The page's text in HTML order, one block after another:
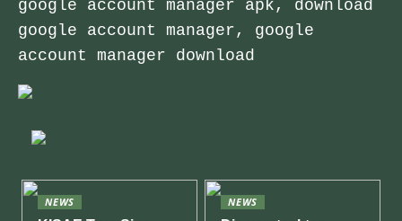
google account manager apk, download
google account manager, google
account manager download
NEWS NEWS